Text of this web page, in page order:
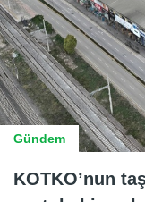
Gündem
KOTKO’nun